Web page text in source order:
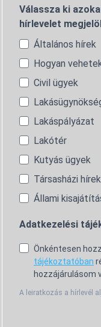
Válassza ki
hírlevelet
Általános hírek
Hogyan
Civil ügyek
Lakáspályázat
Lakótér
Kutyás ügyek
Társasházi hírek
Állami
Adatkezelési
Önkéntesen
tájékoztatóban
hozzájárulásom
A leiratkozás a hírlevél